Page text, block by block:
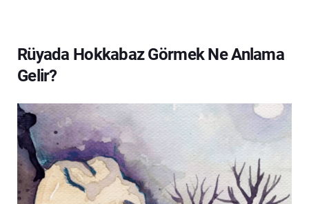
Rüyada Hokkabaz Görmek Ne Anlama
Gelir?